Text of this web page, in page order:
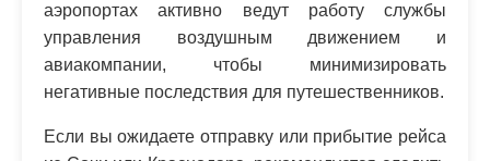
аэропортах активно ведут работу службы
управления воздушным движением и
авиакомпании, чтобы минимизировать
негативные последствия для путешественников.
Если вы ожидаете отправку или прибытие рейса